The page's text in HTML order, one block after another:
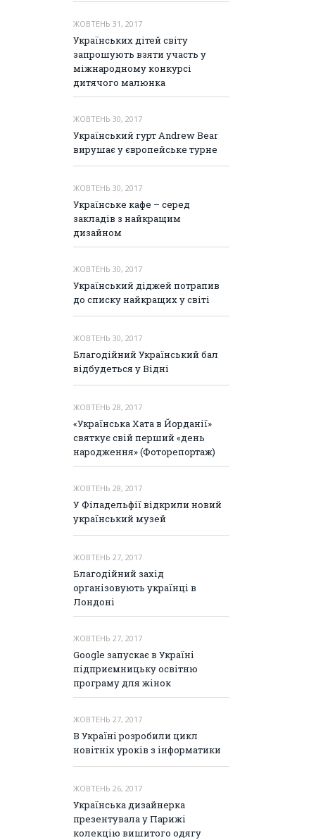
ЖОВТЕНЬ 31, 2017
Українських дітей світу
запрошують взяти участь у
міжнародному конкурсі
дитячого малюнка
ЖОВТЕНЬ 30, 2017
Український гурт Andrew Bear
вирушає у європейське турне
ЖОВТЕНЬ 30, 2017
Українське кафе – серед
закладів з найкращим
дизайном
ЖОВТЕНЬ 30, 2017
Український діджей потрапив
до списку найкращих у світі
ЖОВТЕНЬ 30, 2017
Благодійний Український бал
відбудеться у Відні
ЖОВТЕНЬ 28, 2017
«Українська Хата в Йорданії»
святкує свій перший «день
народження» (Фоторепортаж)
ЖОВТЕНЬ 28, 2017
У Філадельфії відкрили новий
український музей
ЖОВТЕНЬ 27, 2017
Благодійний захід
організовують українці в
Лондоні
ЖОВТЕНЬ 27, 2017
Google запускає в Україні
підприємницьку освітню
програму для жінок
ЖОВТЕНЬ 27, 2017
В Україні розробили цикл
новітніх уроків з інформатики
ЖОВТЕНЬ 26, 2017
Українська дизайнерка
презентувала у Парижі
колекцію вишитого одягу